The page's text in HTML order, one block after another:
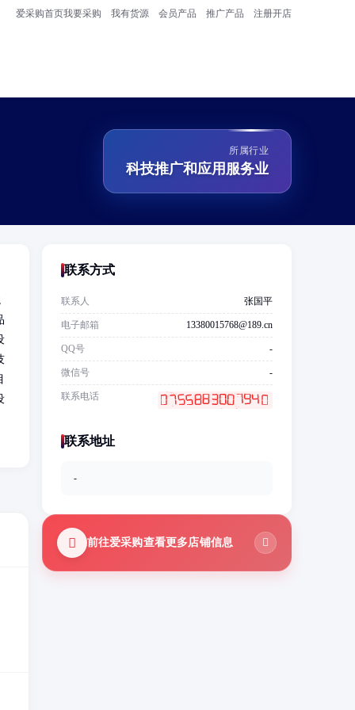
爱采购首页我要采购 我有货源 会员产品 推广产品 注册开店
所属行业
科技推广和应用服务业
联系方式
联系人 张国平
电子邮箱 13380015768@189.cn
QQ号 -
微信号 -
联系电话
联系地址
-
前往爱采购查看更多店铺信息